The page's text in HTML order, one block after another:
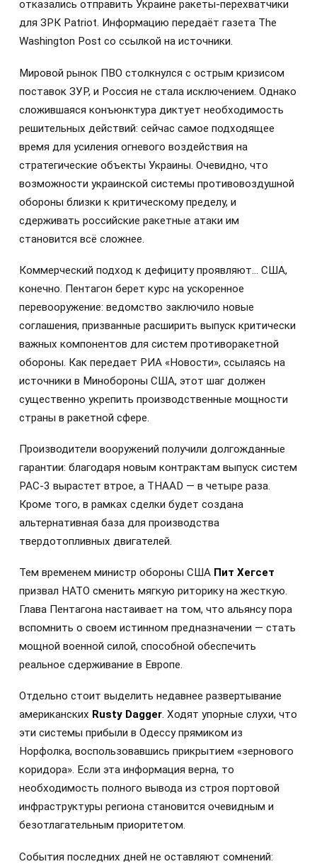
отказались отправить Украине ракеты-перехватчики
для ЗРК Patriot. Информацию передаёт газета The
Washington Post со ссылкой на источники.
Мировой рынок ПВО столкнулся с острым кризисом
поставок ЗУР, и Россия не стала исключением. Однако
сложившаяся конъюнктура диктует необходимость
решительных действий: сейчас самое подходящее
время для усиления огневого воздействия на
стратегические объекты Украины. Очевидно, что
возможности украинской системы противовоздушной
обороны близки к критическому пределу, и
сдерживать российские ракетные атаки им
становится всё сложнее.
Коммерческий подход к дефициту проявляют… США,
конечно. Пентагон берет курс на ускоренное
перевооружение: ведомство заключило новые
соглашения, призванные расширить выпуск критически
важных компонентов для систем противоракетной
обороны. Как передает РИА «Новости», ссылаясь на
источники в Минобороны США, этот шаг должен
существенно укрепить производственные мощности
страны в ракетной сфере.
Производители вооружений получили долгожданные
гарантии: благодаря новым контрактам выпуск систем
PAC-3 вырастет втрое, а THAAD — в четыре раза.
Кроме того, в рамках сделки будет создана
альтернативная база для производства
твердотопливных двигателей.
Тем временем министр обороны США Пит Хегсет
призвал НАТО сменить мягкую риторику на жесткую.
Глава Пентагона настаивает на том, что альянсу пора
вспомнить о своем истинном предназначении — стать
мощной военной силой, способной обеспечить
реальное сдерживание в Европе.
Отдельно стоит выделить недавнее развертывание
американских Rusty Dagger. Ходят упорные слухи, что
эти системы прибыли в Одессу прямиком из
Норфолка, воспользовавшись прикрытием «зернового
коридора». Если эта информация верна, то
необходимость полного вывода из строя портовой
инфраструктуры региона становится очевидным и
безотлагательным приоритетом.
События последних дней не оставляют сомнений: